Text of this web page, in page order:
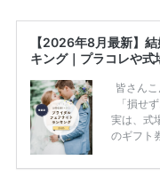
【2026年8月最新】
キング｜プラコレや
皆さん
「損せ
実は、式
のギフト
ため、比